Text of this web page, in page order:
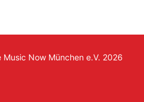
Music Now München e.V. 2026